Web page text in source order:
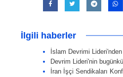
İlgili haberler
İslam Devrimi
Devrim Lideri'nin
İran İşçi Sendikaları